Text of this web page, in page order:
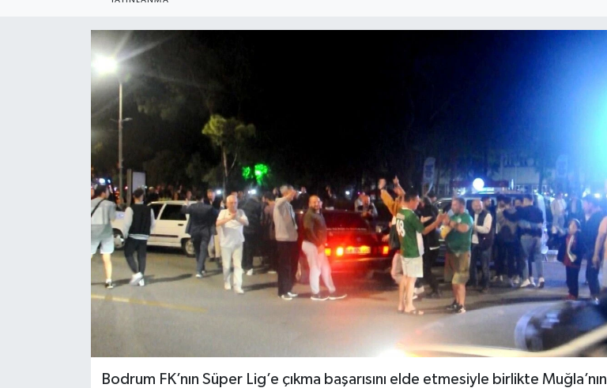
Bodrum FK’nın Süper Lig’e çıkma başarısını elde etmesiyle birlikte Muğla’nın